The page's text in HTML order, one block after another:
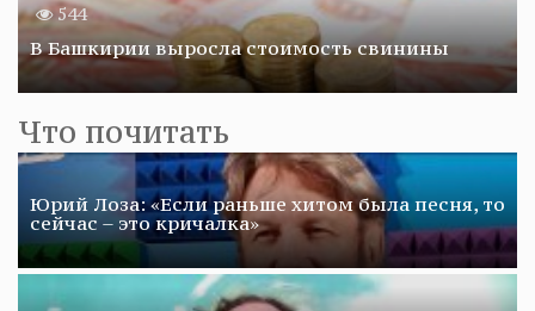
544
В Башкирии выросла стоимость свинины
Что почитать
Юрий Лоза: «Если раньше хитом была песня, то
сейчас – это кричалка»